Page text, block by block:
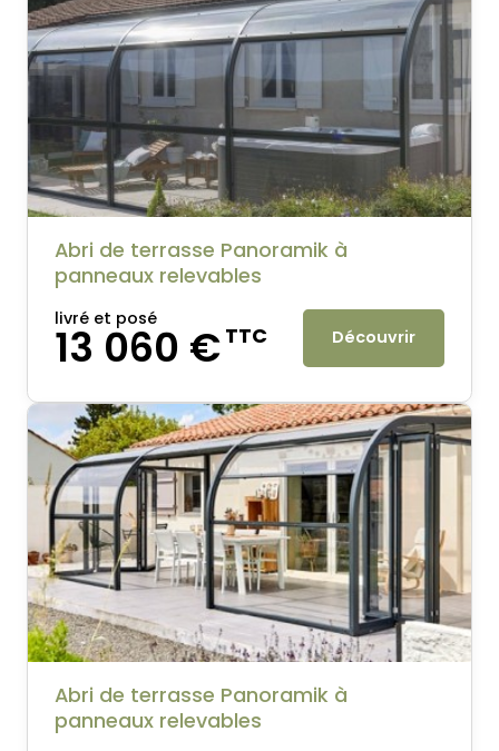
Abri de terrasse Panoramik à
panneaux relevables
livré et posé
13 060 €TTC Découvrir
Abri de terrasse Panoramik à
panneaux relevables